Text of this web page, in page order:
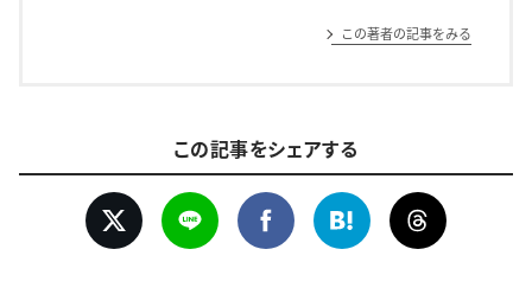
この著者の記事をみる
この記事をシェアする